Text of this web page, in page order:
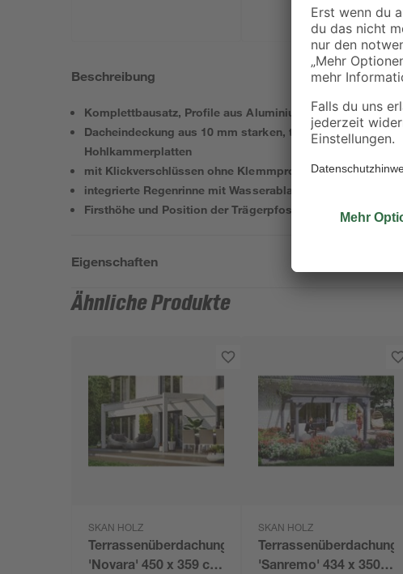
Beschreibung
Komplettbausatz, Profile aus Aluminium,
Dacheindeckung aus 10 mm starken, transparenten
Hohlkammerplatten
mit Klickverschlüssen ohne Klemmprofile
integrierte Regenrinne mit Wasserablauf links und rechts
Firsthöhe und Position der Trägerpfosten variabel
Eigenschaften
Ähnliche Produkte
SKAN HOLZ
Terrassenüberdachung
'Novara' 450 x 359 cm
SKAN HOLZ
Terrassenüberdachung
'Sanremo' 434 x 350